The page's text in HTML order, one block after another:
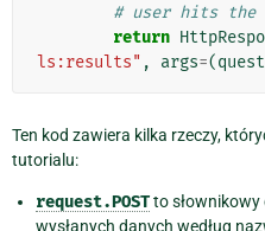
# user hits the
return
ls:results" , args=(
Ten kod zawiera kilka rzeczy,
tutorialu:
request.POSTto
wysłanych danych według